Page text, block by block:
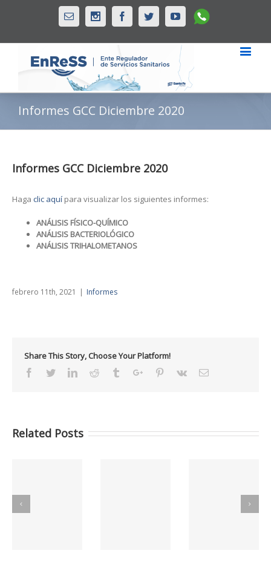
Email InstagramFacebookTwitterYoutubeWhatsapp
Informes GCC Diciembre 2020
Informes GCC Diciembre 2020
Haga clic aquí para visualizar los siguientes informes:
ANÁLISIS FÍSICO-QUÍMICO
ANÁLISIS BACTERIOLÓGICO
ANÁLISIS TRIHALOMETANOS
febrero 11th, 2021 | Informes
Share This Story, Choose Your Platform!
Facebook
TwitterLinkedinReddit TumblrGoogle+Pinterest
Vk Email
Related Posts
Informes GCC